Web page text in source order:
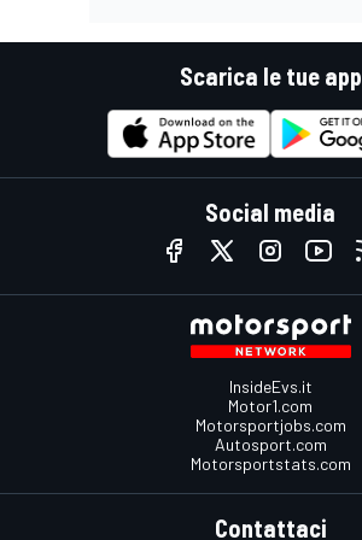
Scarica le tue app
Social media
InsideEvs.it
Motor1.com
Motorsportjobs.com
Autosport.com
Motorsportstats.com
Contattaci